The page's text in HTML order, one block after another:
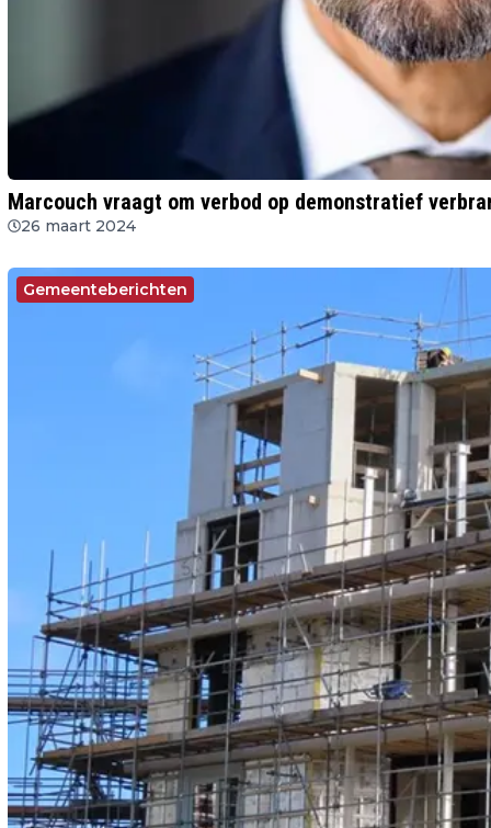
Marcouch vraagt om verbod op demonstratief
26 maart 2024
Gemeenteberichten